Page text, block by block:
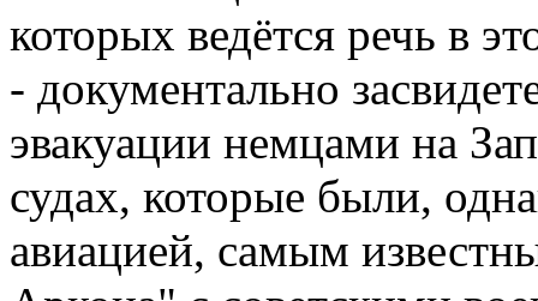
которых ведётся речь в
- документально
эвакуации немцами на
судах, которые были,
авиацией, самым